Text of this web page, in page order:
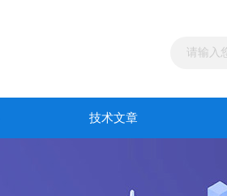
技术文章